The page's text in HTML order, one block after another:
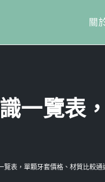
關
一覽表
覽表，單顆牙套價格、材質比較通